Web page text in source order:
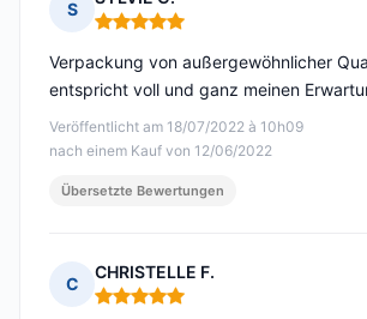
S
Hinweis: 5 von 5
Veröffentlicht am 18/07/2022 à 10h09
nach einem Kauf von 12/06/2022
Verpackung von außergewöhnlicher
entspricht voll und ganz meinen
Übersetzte Bewertungen
C
CHRISTELLE F.
Hinweis: 5 von 5